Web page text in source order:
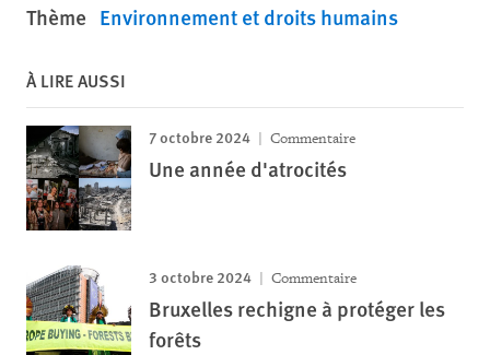
Thème Environnement et droits humains
À LIRE AUSSI
7 octobre 2024 Commentaire
Une année d'atrocités
3 octobre 2024 Commentaire
Bruxelles rechigne à protéger les
forêts